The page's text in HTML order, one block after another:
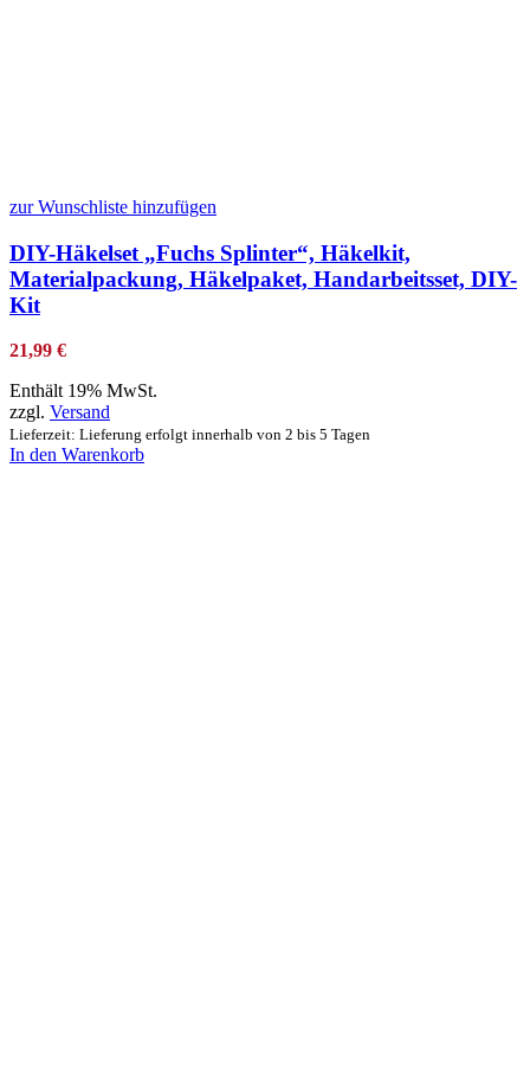
zur Wunschliste hinzufügen
DIY-Häkelset „Fuchs Splinter“, Häkelkit,
Materialpackung, Häkelpaket, Handarbeitsset, DIY-
Kit
21,99 €
Enthält 19% MwSt.
zzgl. Versand
Lieferzeit: Lieferung erfolgt innerhalb von 2 bis 5 Tagen
In den Warenkorb